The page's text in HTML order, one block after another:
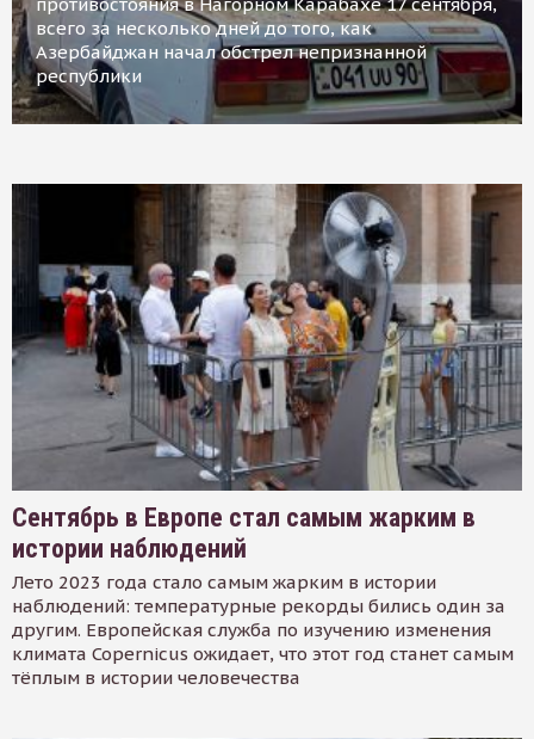
всего за несколько дней до того, как
Азербайджан начал обстрел непризнанной
республики
Сентябрь в Европе стал самым жарким в
истории наблюдений
Лето 2023 года стало самым жарким в истории
наблюдений: температурные рекорды бились один за
другим. Европейская служба по изучению изменения
климата Copernicus ожидает, что этот год станет самым
тёплым в истории человечества